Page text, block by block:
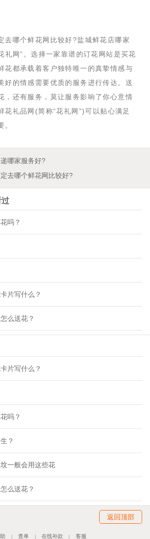
哪个鲜花网比较好?盐城鲜花店哪家
礼网”。选择一家靠谱的订花网站是买花
花都承载着客户独特唯一的真挚情感与
好的情感需要优质的服务进行传达。送
，还有服务，莫让服务影响了你心意情
花礼品网(简称“花礼网”)可以贴心满足
。
哪家服务好?
去哪个鲜花网比较好?
过
吗？
片写什么？
么送花？
片写什么？
吗？
？
一般会用这些花
么送花？
返回顶部
| 查单 | 在线补款 | 客服